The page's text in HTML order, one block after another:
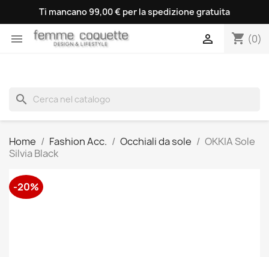
Ti mancano 99,00 € per la spedizione gratuita
 shopping_cart (0)

search
Home Fashion Acc. Occhiali da sole
OKKIA Sole
Silvia Black
-20%